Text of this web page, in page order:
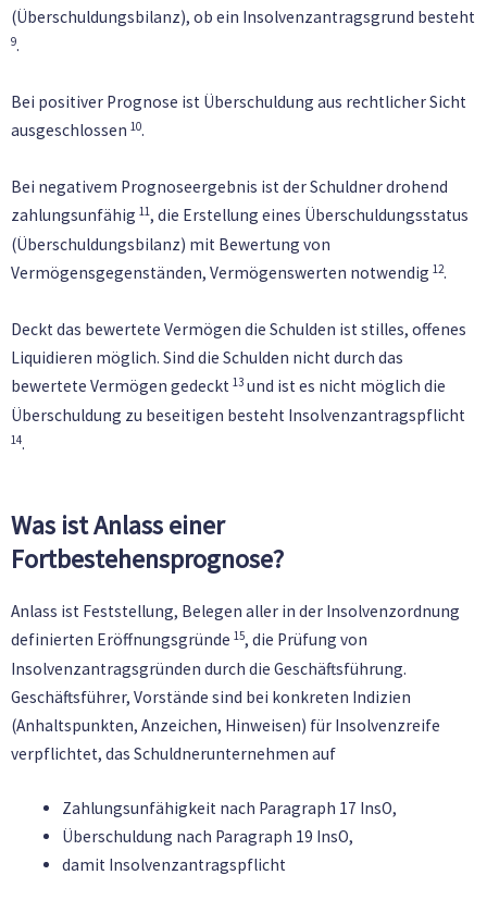
(Überschuldungsbilanz), ob ein Insolvenzantragsgrund besteht
9.
Bei positiver Prognose ist Überschuldung aus rechtlicher Sicht
ausgeschlossen 10.
Bei negativem Prognoseergebnis ist der Schuldner drohend
zahlungsunfähig 11, die Erstellung eines Überschuldungsstatus
(Überschuldungsbilanz) mit Bewertung von
Vermögensgegenständen, Vermögenswerten notwendig 12.
Deckt das bewertete Vermögen die Schulden ist stilles, offenes
Liquidieren möglich. Sind die Schulden nicht durch das
bewertete Vermögen gedeckt 13 und ist es nicht möglich die
Überschuldung zu beseitigen besteht Insolvenzantragspflicht
14.
Was ist Anlass einer
Fortbestehensprognose?
Anlass ist Feststellung, Belegen aller in der Insolvenzordnung
definierten Eröffnungsgründe 15, die Prüfung von
Insolvenzantragsgründen durch die Geschäftsführung.
Geschäftsführer, Vorstände sind bei konkreten Indizien
(Anhaltspunkten, Anzeichen, Hinweisen) für Insolvenzreife
verpflichtet, das Schuldnerunternehmen auf
Zahlungsunfähigkeit nach Paragraph 17 InsO,
Überschuldung nach Paragraph 19 InsO,
damit Insolvenzantragspflicht